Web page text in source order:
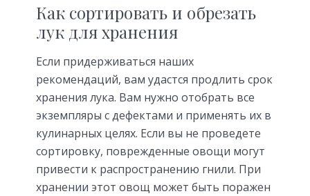
Как сортировать и обрезать
лук для хранения
Если придерживаться наших
рекомендаций, вам удастся продлить срок
хранения лука. Вам нужно отобрать все
экземпляры с дефектами и применять их в
кулинарных целях. Если вы не проведете
сортировку, поврежденные овощи могут
привести к распространению гнили. При
хранении этот овощ может быть поражен